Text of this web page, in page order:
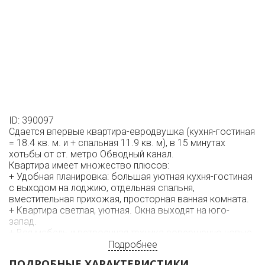
ID: 390097
Сдается впервые квартира-евродвушка (кухня-гостиная
= 18.4 кв. м. и + спальная 11.9 кв. м), в 15 минутах
хотьбы от ст. метро Обводный канал.
Квартира имеет множество плюсов:
+ Удобная планировка: большая уютная кухня-гостиная
с выходом на лоджию, отдельная спальня,
вместительная прихожая, просторная ванная комната.
+ Квартира светлая, уютная. Окна выходят на юго-
запад.
+ Вся мебель и встроенная техника совершенно новые.
В гостиной раскладной дизайнерский диван на 2
Подробнее